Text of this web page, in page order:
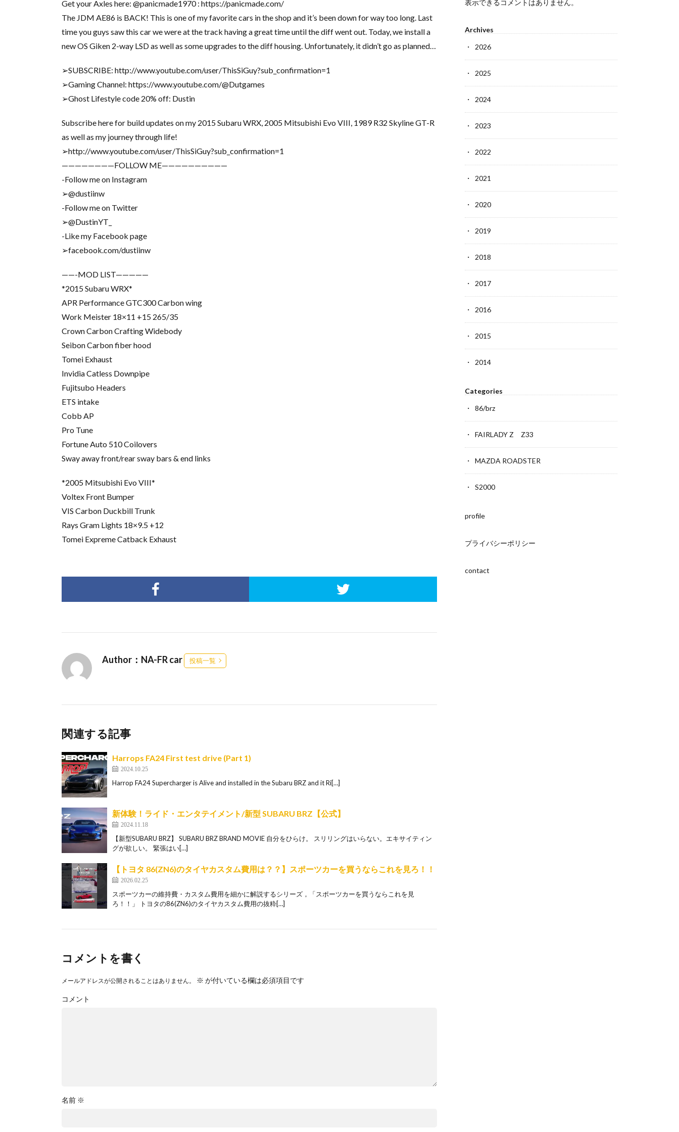
Get your Axles here: @panicmade1970 : https://panicmade.com/
The JDM AE86 is BACK! This is one of my favorite cars in the shop and it’s been down for way too long. Last
time you guys saw this car we were at the track having a great time until the diff went out. Today, we install a
new OS Giken 2-way LSD as well as some upgrades to the diff housing. Unfortunately, it didn’t go as planned…
➢SUBSCRIBE: http://www.youtube.com/user/ThisSiGuy?sub_confirmation=1
➢Gaming Channel: https://www.youtube.com/@Dutgames
➢Ghost Lifestyle code 20% off: Dustin
Subscribe here for build updates on my 2015 Subaru WRX, 2005 Mitsubishi Evo VIII, 1989 R32 Skyline GT-R
as well as my journey through life!
➢http://www.youtube.com/user/ThisSiGuy?sub_confirmation=1
————————FOLLOW ME——————————
-Follow me on Instagram
➢@dustiinw
-Follow me on Twitter
➢@DustinYT_
-Like my Facebook page
➢facebook.com/dustiinw
——-MOD LIST—————
*2015 Subaru WRX*
APR Performance GTC300 Carbon wing
Work Meister 18×11 +15 265/35
Crown Carbon Crafting Widebody
Seibon Carbon fiber hood
Tomei Exhaust
Invidia Catless Downpipe
Fujitsubo Headers
ETS intake
Cobb AP
Pro Tune
Fortune Auto 510 Coilovers
Sway away front/rear sway bars & end links
*2005 Mitsubishi Evo VIII*
Voltex Front Bumper
VIS Carbon Duckbill Trunk
Rays Gram Lights 18×9.5 +12
Tomei Expreme Catback Exhaust
Author：NA-FR car 投稿一覧
関連する記事
Harrops FA24 First test drive (Part 1)
2024.10.25
Harrop FA24 Supercharger is Alive and installed in the Subaru BRZ and it Ri[…]
新体験！ライド・エンタテイメント/新型 SUBARU BRZ【公式】
2024.11.18
【新型SUBARU BRZ】 SUBARU BRZ BRAND MOVIE 自分をひらけ。 スリリングはいらない。エキサイティン
グが欲しい。 緊張はい[…]
【トヨタ 86(ZN6)のタイヤカスタム費用は？？】スポーツカーを買うならこれを見ろ！！
2026.02.25
スポーツカーの維持費・カスタム費用を細かに解説するシリーズ，「スポーツカーを買うならこれを見
ろ！！」 トヨタの86(ZN6)のタイヤカスタム費用の抜粋[…]
コメントを書く
メールアドレスが公開されることはありません。 ※ が付いている欄は必須項目です
コメント
名前 ※
表示できるコメントはありません。
Archives
2026
2025
2024
2023
2022
2021
2020
2019
2018
2017
2016
2015
2014
Categories
86/brz
FAIRLADY Z Z33
MAZDA ROADSTER
S2000
profile
プライバシーポリシー
contact